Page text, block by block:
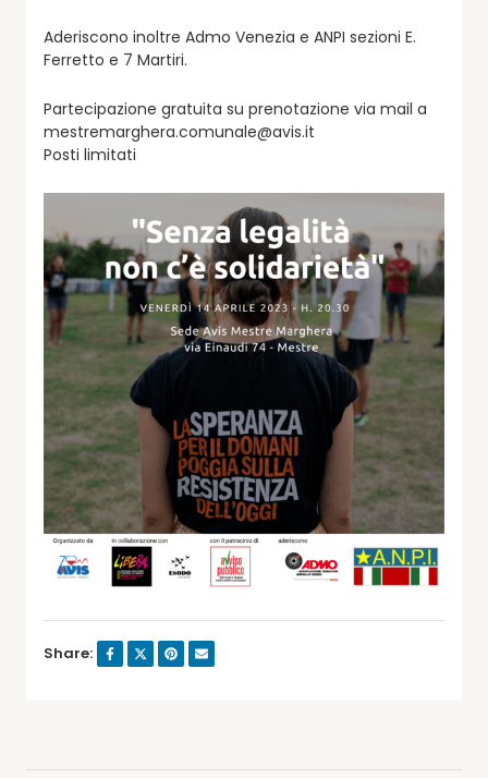
Aderiscono inoltre Admo Venezia e ANPI sezioni E.
Ferretto e 7 Martiri.
Partecipazione gratuita su prenotazione via mail a
mestremarghera.comunale@avis.it
Posti limitati
Share: